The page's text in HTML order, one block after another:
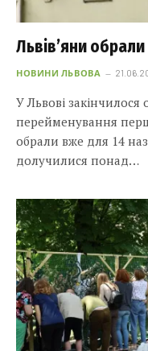
Львів’яни
НОВИНИ ЛЬВОВА
У Львові
перейменування
обрали вже для 14
долучилися понад…